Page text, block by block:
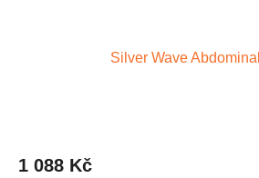
Silver Wave
je
1 088 Kč